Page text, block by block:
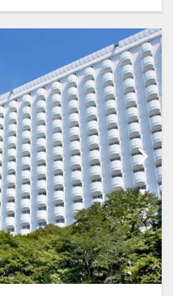
「朝食付プラ
。
【食事条
うえ、予約にお進
日～2026年9月
番号：DP-1-